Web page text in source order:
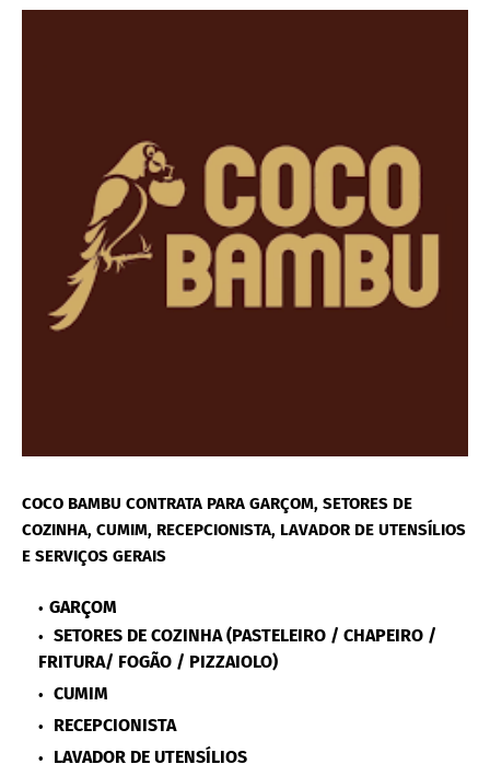
COCO BAMBU CONTRATA PARA GARÇOM, SETORES DE
COZINHA, CUMIM, RECEPCIONISTA, LAVADOR DE UTENSÍLIOS
E SERVIÇOS GERAIS
GARÇOM
SETORES DE COZINHA (PASTELEIRO / CHAPEIRO /
FRITURA/ FOGÃO / PIZZAIOLO)
CUMIM
RECEPCIONISTA
LAVADOR DE UTENSÍLIOS